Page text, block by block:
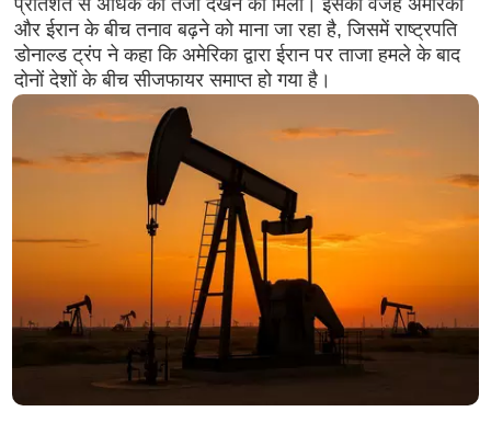
प्रतिशत से अधिक की तेजी देखने को मिली। इसकी वजह अमेरिका
और ईरान के बीच तनाव बढ़ने को माना जा रहा है, जिसमें राष्ट्रपति
डोनाल्ड ट्रंप ने कहा कि अमेरिका द्वारा ईरान पर ताजा हमले के बाद
दोनों देशों के बीच सीजफायर समाप्त हो गया है।